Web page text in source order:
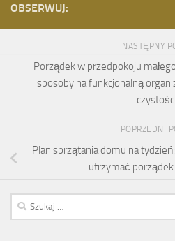
OBSERWUJ:
NASTĘPNY
Porządek w przedpokoju
sposoby na funkcjonalną
czystości
POPRZEDNI
Plan sprzątania domu na
utrzymać porządek
Szukaj: